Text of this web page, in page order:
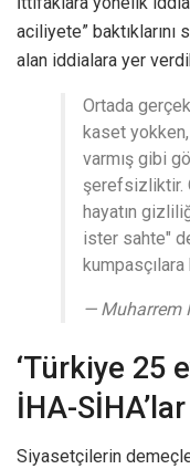
aciliyete”
alan iddialara yer
Ortada
kaset
varmış gibi
şerefsizliktir.
hayatın
ister sahte"
— Muharrem
‘Türkiye 25
İHA-
Siyasetçilerin